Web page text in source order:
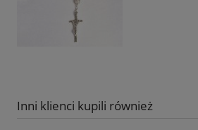
Inni klienci kupili również